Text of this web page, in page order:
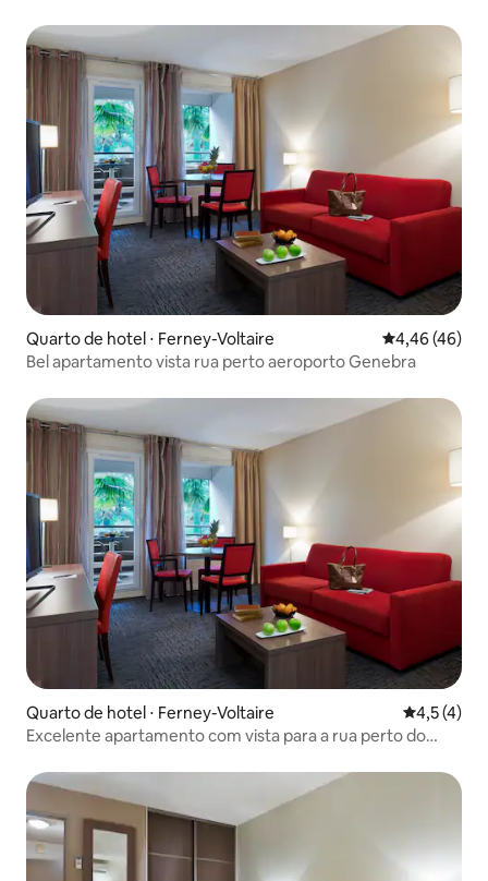
Quarto de hotel ⋅ Ferney-Voltaire 4,46 de uma
4,46 (46)
Bel apartamento vista rua perto aeroporto Genebra
Quarto de hotel ⋅ Ferney-Voltaire 4,5 de
4,5 (4)
Excelente apartamento com vista para a rua perto do